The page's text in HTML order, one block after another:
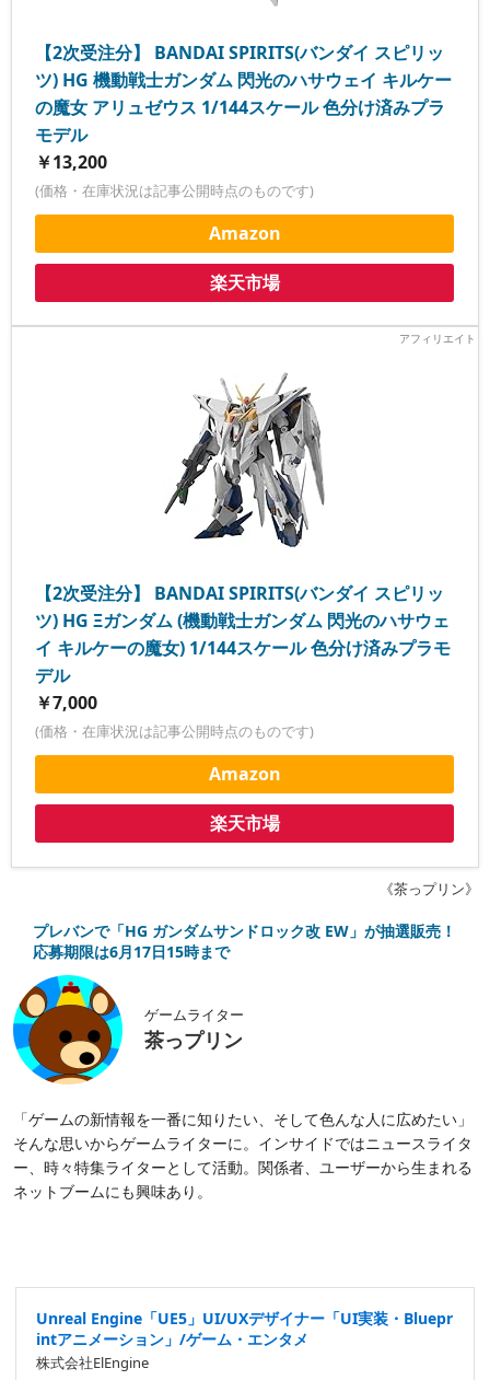
【2次受注分】 BANDAI SPIRITS(バンダイ スピリッ
ツ) HG 機動戦士ガンダム 閃光のハサウェイ キルケー
の魔女 アリュゼウス 1/144スケール 色分け済みプラ
モデル
￥13,200
(価格・在庫状況は記事公開時点のものです)
Amazon
楽天市場
【2次受注分】 BANDAI SPIRITS(バンダイ スピリッ
ツ) HG Ξガンダム (機動戦士ガンダム 閃光のハサウェ
イ キルケーの魔女) 1/144スケール 色分け済みプラモ
デル
￥7,000
(価格・在庫状況は記事公開時点のものです)
Amazon
楽天市場
《茶っプリン》
プレバンで「HG ガンダムサンドロック改 EW」が抽選販売！
応募期限は6月17日15時まで
ゲームライター
茶っプリン
「ゲームの新情報を一番に知りたい、そして色んな人に広めたい」
そんな思いからゲームライターに。インサイドではニュースライタ
ー、時々特集ライターとして活動。関係者、ユーザーから生まれる
ネットブームにも興味あり。
Unreal Engine「UE5」UI/UXデザイナー「UI実装・Bluepr
intアニメーション」/ゲーム・エンタメ
株式会社ElEngine